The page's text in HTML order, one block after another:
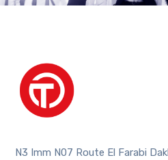
N3 Imm N07 Route El Farabi